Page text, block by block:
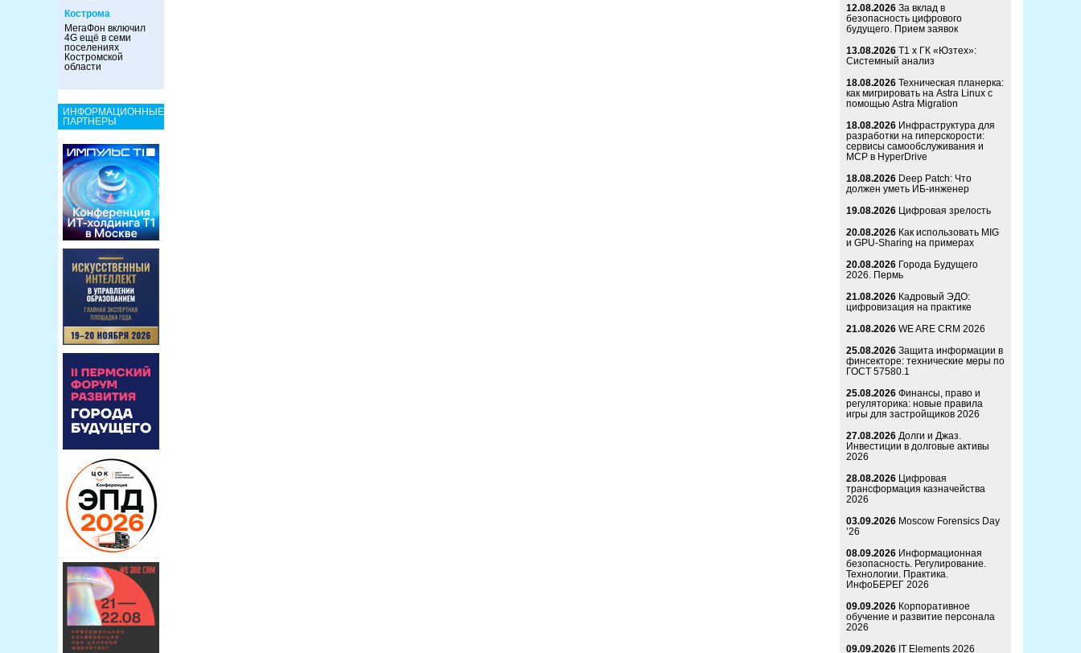
Кострома
МегаФон включил
4G ещё в семи
поселениях
Костромской
области
ИНФОРМАЦИОННЫЕ
ПАРТНЕРЫ
12.08.2026 За вклад в
безопасность цифрового
будущего. Прием заявок
13.08.2026 Т1 x ГК «Юзтех»:
Системный анализ
18.08.2026 Техническая планерка:
как мигрировать на Astra Linux с
помощью Astra Migration
18.08.2026 Инфраструктура для
разработки на гиперскорости:
сервисы самообслуживания и
MCP в HyperDrive
18.08.2026 Deep Patch: Что
должен уметь ИБ-инженер
19.08.2026 Цифровая зрелость
20.08.2026 Как использовать MIG
и GPU-Sharing на примерах
20.08.2026 Города Будущего
2026. Пермь
21.08.2026 Кадровый ЭДО:
цифровизация на практике
21.08.2026 WE ARE CRM 2026
25.08.2026 Защита информации в
финсекторе: технические меры по
ГОСТ 57580.1
25.08.2026 Финансы, право и
регуляторика: новые правила
игры для застройщиков 2026
27.08.2026 Долги и Джаз.
Инвестиции в долговые активы
2026
28.08.2026 Цифровая
трансформация казначейства
2026
03.09.2026 Moscow Forensics Day
’26
08.09.2026 Информационная
безопасность. Регулирование.
Технологии. Практика.
ИнфоБЕРЕГ 2026
09.09.2026 Корпоративное
обучение и развитие персонала
2026
09.09.2026 IT Elements 2026